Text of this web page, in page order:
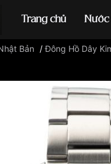
Trang chủ Nước
Đồng hồ
Bản /Đông Hồ Dây